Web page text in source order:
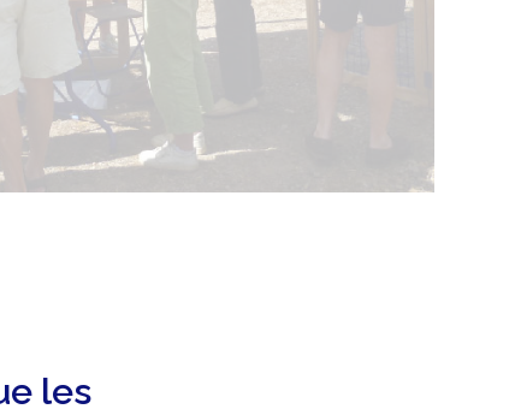
les